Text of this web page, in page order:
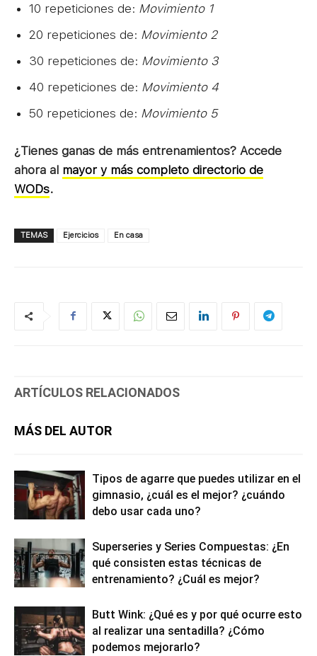
10 repeticiones de: Movimiento 1
20 repeticiones de: Movimiento 2
30 repeticiones de: Movimiento 3
40 repeticiones de: Movimiento 4
50 repeticiones de: Movimiento 5
¿Tienes ganas de más entrenamientos? Accede
ahora al mayor y más completo directorio de
WODs.
TEMAS Ejercicios En casa
ARTÍCULOS RELACIONADOS
MÁS DEL AUTOR
Tipos de agarre que puedes utilizar en el
gimnasio, ¿cuál es el mejor? ¿cuándo
debo usar cada uno?
Superseries y Series Compuestas: ¿En
qué consisten estas técnicas de
entrenamiento? ¿Cuál es mejor?
Butt Wink: ¿Qué es y por qué ocurre esto
al realizar una sentadilla? ¿Cómo
podemos mejorarlo?